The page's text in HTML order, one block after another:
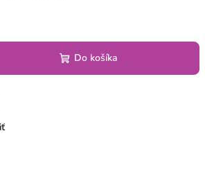
Do košíka